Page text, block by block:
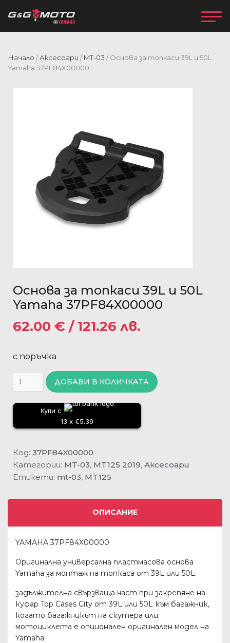
Начало /Аксесоари /MT-03 / Основа за топкаси 39L и 50L
Yamaha 37PF84X00000
Основа за топкаси 39L и 50L
Yamaha 37PF84X00000
62.00 € / 121.26 лв.
с поръчка
ДОБАВИ В КОЛИЧКАТА
Купи с
13 x €5.39
Код: 37PF84X00000
Категории: MT-03, MT125 2019, Аксесоари
Етикети: mt-03, MT125
ОПИСАНИЕ
YAMAHA 37PF84X00000
Оригинална универсална пластмасова основа
Yamaha за монтаж на топкаса от 39L или 50L.
задължителна свързваща част при закрепяне на
куфар Top Cases City от 39L или 50L към багажник,
когато багажникът на скутера или
мотоциклета е опционален оригинален модел на
Yamaha